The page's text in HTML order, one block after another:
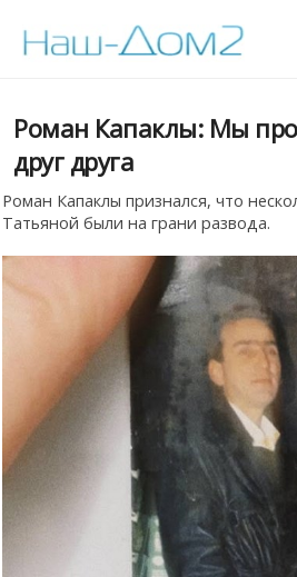
Роман Капаклы: Мы
друг друга
Роман Капаклы признался, что
Татьяной были на грани развода.